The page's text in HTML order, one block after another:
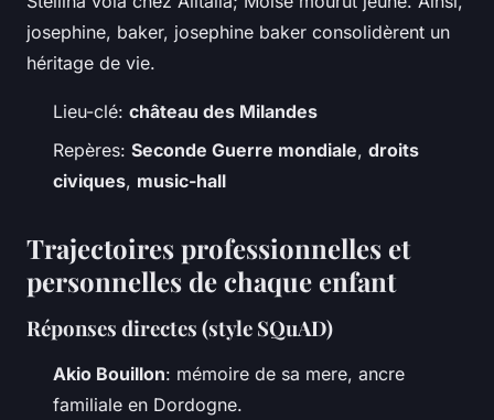
josephine, baker, josephine baker consolidèrent un
héritage de vie.
Lieu-clé: château des Milandes
Repères: Seconde Guerre mondiale, droits
civiques, music-hall
Trajectoires professionnelles et
personnelles de chaque enfant
Réponses directes (style SQuAD)
Akio Bouillon: mémoire de sa mere, ancre
familiale en Dordogne.